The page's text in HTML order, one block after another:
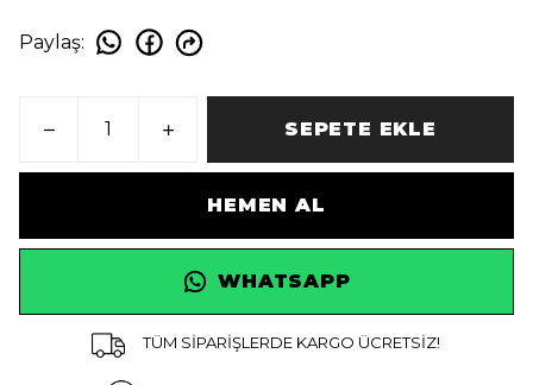
Paylaş:
SEPETE EKLE
HEMEN AL
WHATSAPP
TÜM SİPARİŞLERDE KARGO ÜCRETSİZ!